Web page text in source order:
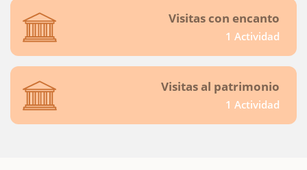
Visitas con encanto
1 Actividad
Visitas al patrimonio
1 Actividad